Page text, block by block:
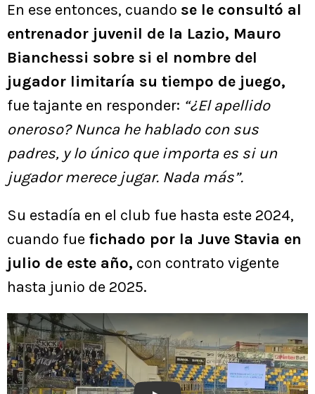
En ese entonces, cuando se le consultó al
entrenador juvenil de la Lazio, Mauro
Bianchessi sobre si el nombre del
jugador limitaría su tiempo de juego,
fue tajante en responder: “¿El apellido
oneroso? Nunca he hablado con sus
padres, y lo único que importa es si un
jugador merece jugar. Nada más”.
Su estadía en el club fue hasta este 2024,
cuando fue fichado por la Juve Stavia en
julio de este año, con contrato vigente
hasta junio de 2025.